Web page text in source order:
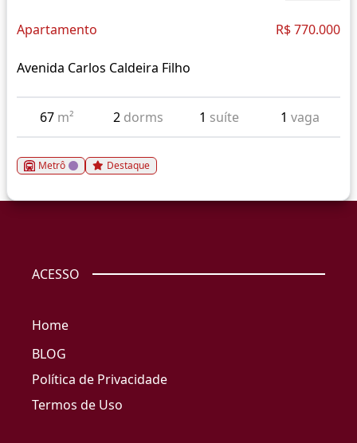
Apartamento R$ 770.000
Avenida Carlos Caldeira Filho
67 m² 2 dorms 1 suíte 1 vaga
Metrô Destaque
ACESSO
Home
BLOG
Política de Privacidade
Termos de Uso